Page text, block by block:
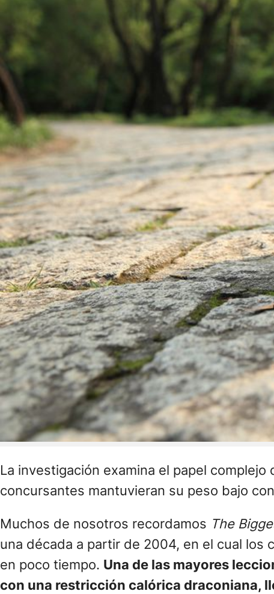
La investigación examina el papel
concursantes mantuvieran su peso bajo
Muchos de nosotros recordamos The
una década a partir de 2004, en el cual los
en poco tiempo. Una de las mayores
con una restricción calórica draconiana,